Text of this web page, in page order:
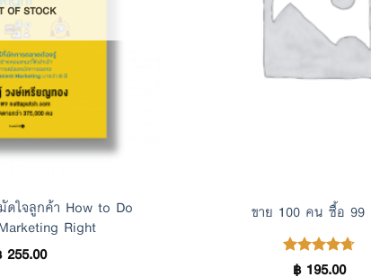
OF STOCK
ดใจลูกค้า How to Do
Right
255.00
ขาย 100 คน ซื้อ
Rated4.67
฿195.00